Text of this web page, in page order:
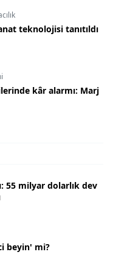
teknolojisi tanıtıldı
kâr alarmı: Marj
55 milyar dolarlık dev
beyin' mi?